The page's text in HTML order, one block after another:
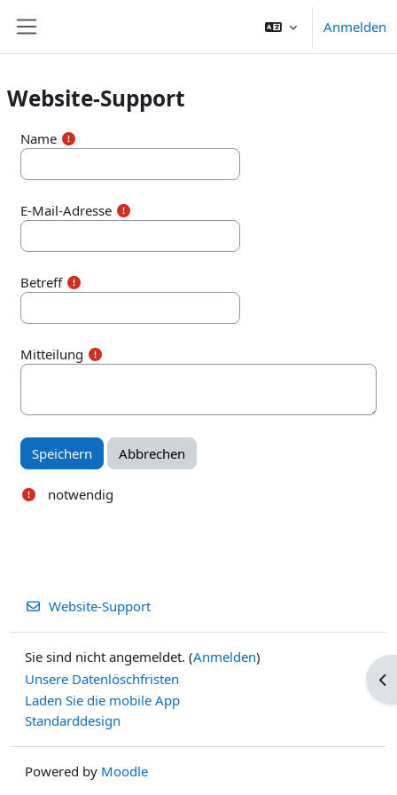
Anmelden
Website-Support
Name
E-Mail-Adresse
Betreff
Mitteilung
notwendig
Website-Support
Sie sind nicht angemeldet. (Anmelden)
Unsere Datenlöschfristen
Laden Sie die mobile App
Standarddesign
Powered by Moodle